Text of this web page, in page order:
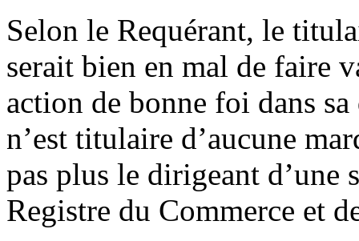
Selon le Requérant, le
serait bien en mal de faire
action de bonne foi dans
n’est titulaire d’aucune
pas plus le dirigeant d’une
Registre du Commerce et